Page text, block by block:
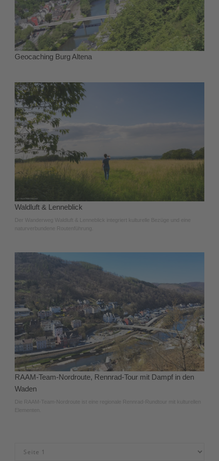
Geocaching Burg Altena
Waldluft & Lenneblick
Der Wanderweg Waldluft & Lenneblick integriert kulturelle Bezüge und eine
naturverbundene Routenführung.
RAAM-Team-Nordroute, Rennrad-Tour mit Dampf in den
Waden
Die RAAM-Team-Nordroute ist eine regionale Rennrad-Rundtour mit kulturellen
Elementen.